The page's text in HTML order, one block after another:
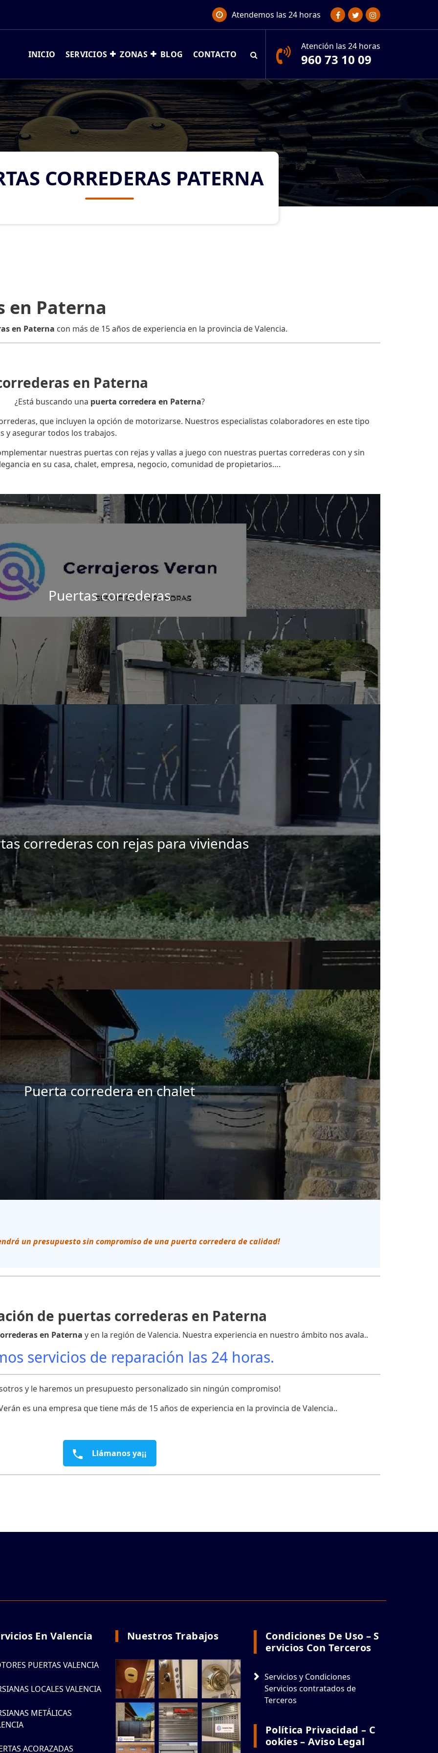
Atendemos las 24 horas
INICIO SERVICIOS ZONAS BLOG CONTACTO
Atención las 24 horas
960 73 10 09
CORREDERAS PATERNA
en Paterna
en Paterna con más de 15 años de experiencia en la provincia de Valencia.
en Paterna
¿Está buscando una puerta corredera en Paterna?
que incluyen la opción de motorizarse. Nuestros especialistas colaboradores en este tipo
y asegurar todos los trabajos.
nuestras puertas con rejas y vallas a juego con nuestras puertas correderas con y sin
en su casa, chalet, empresa, negocio, comunidad de propietarios….
Puertas correderas
correderas con rejas para viviendas
Puerta corredera en chalet
un presupuesto sin compromiso de una puerta corredera de calidad!
de puertas correderas en Paterna
en Paterna y en la región de Valencia. Nuestra experiencia en nuestro ámbito nos avala..
servicios de reparación las 24 horas.
y le haremos un presupuesto personalizado sin ningún compromiso!
es una empresa que tiene más de 15 años de experiencia en la provincia de Valencia..
Llámanos ya¡¡
En Valencia
PUERTAS VALENCIA
LOCALES VALENCIA
METÁLICAS
ACORAZADAS
Nuestros Trabajos
Condiciones De Uso – S
Ervicios Con Terceros
Servicios y Condiciones
Servicios contratados de
Terceros
Política Privacidad – C
Ookies – Aviso Legal